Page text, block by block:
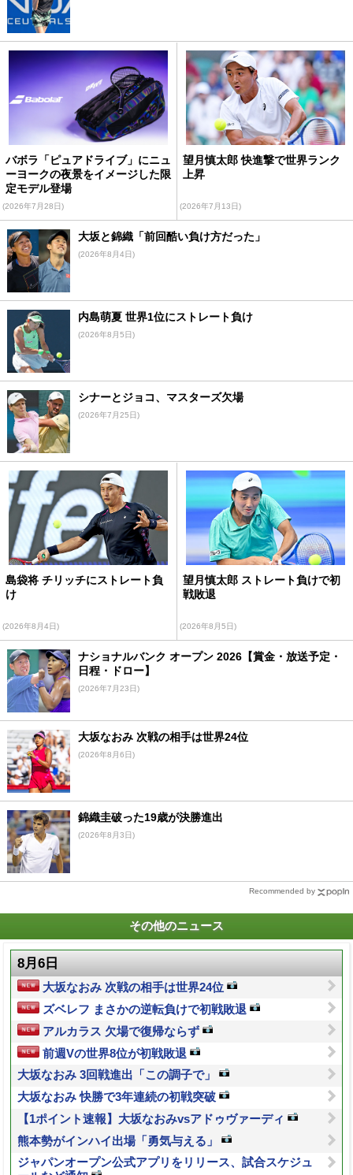
バボラ「ピュアドライブ」にニュ
ーヨークの夜景をイメージした限
定モデル登場
(2026年7月28日)
望月慎太郎 快進撃で世界ランク
上昇
(2026年7月13日)
大坂と錦織「前回酷い負け方だった」
(2026年8月4日)
内島萌夏 世界1位にストレート負け
(2026年8月5日)
シナーとジョコ、マスターズ欠場
(2026年7月25日)
島袋将 チリッチにストレート負
け
(2026年8月4日)
望月慎太郎 ストレート負けで初
戦敗退
(2026年8月5日)
ナショナルバンク オープン 2026【賞金・放送予定・
日程・ドロー】
(2026年7月23日)
大坂なおみ 次戦の相手は世界24位
(2026年8月6日)
錦織圭破った19歳が決勝進出
(2026年8月3日)
Recommended by
その他のニュース
8月6日
大坂なおみ 次戦の相手は世界24位
ズベレフ まさかの逆転負けで初戦敗退
アルカラス 欠場で復帰ならず
前週Vの世界8位が初戦敗退
大坂なおみ 3回戦進出「この調子で」
大坂なおみ 快勝で3年連続の初戦突破
【1ポイント速報】大坂なおみvsアドゥヴァーディ
熊本勢がインハイ出場「勇気与える」
ジャパンオープン公式アプリをリリース、試合スケジュ